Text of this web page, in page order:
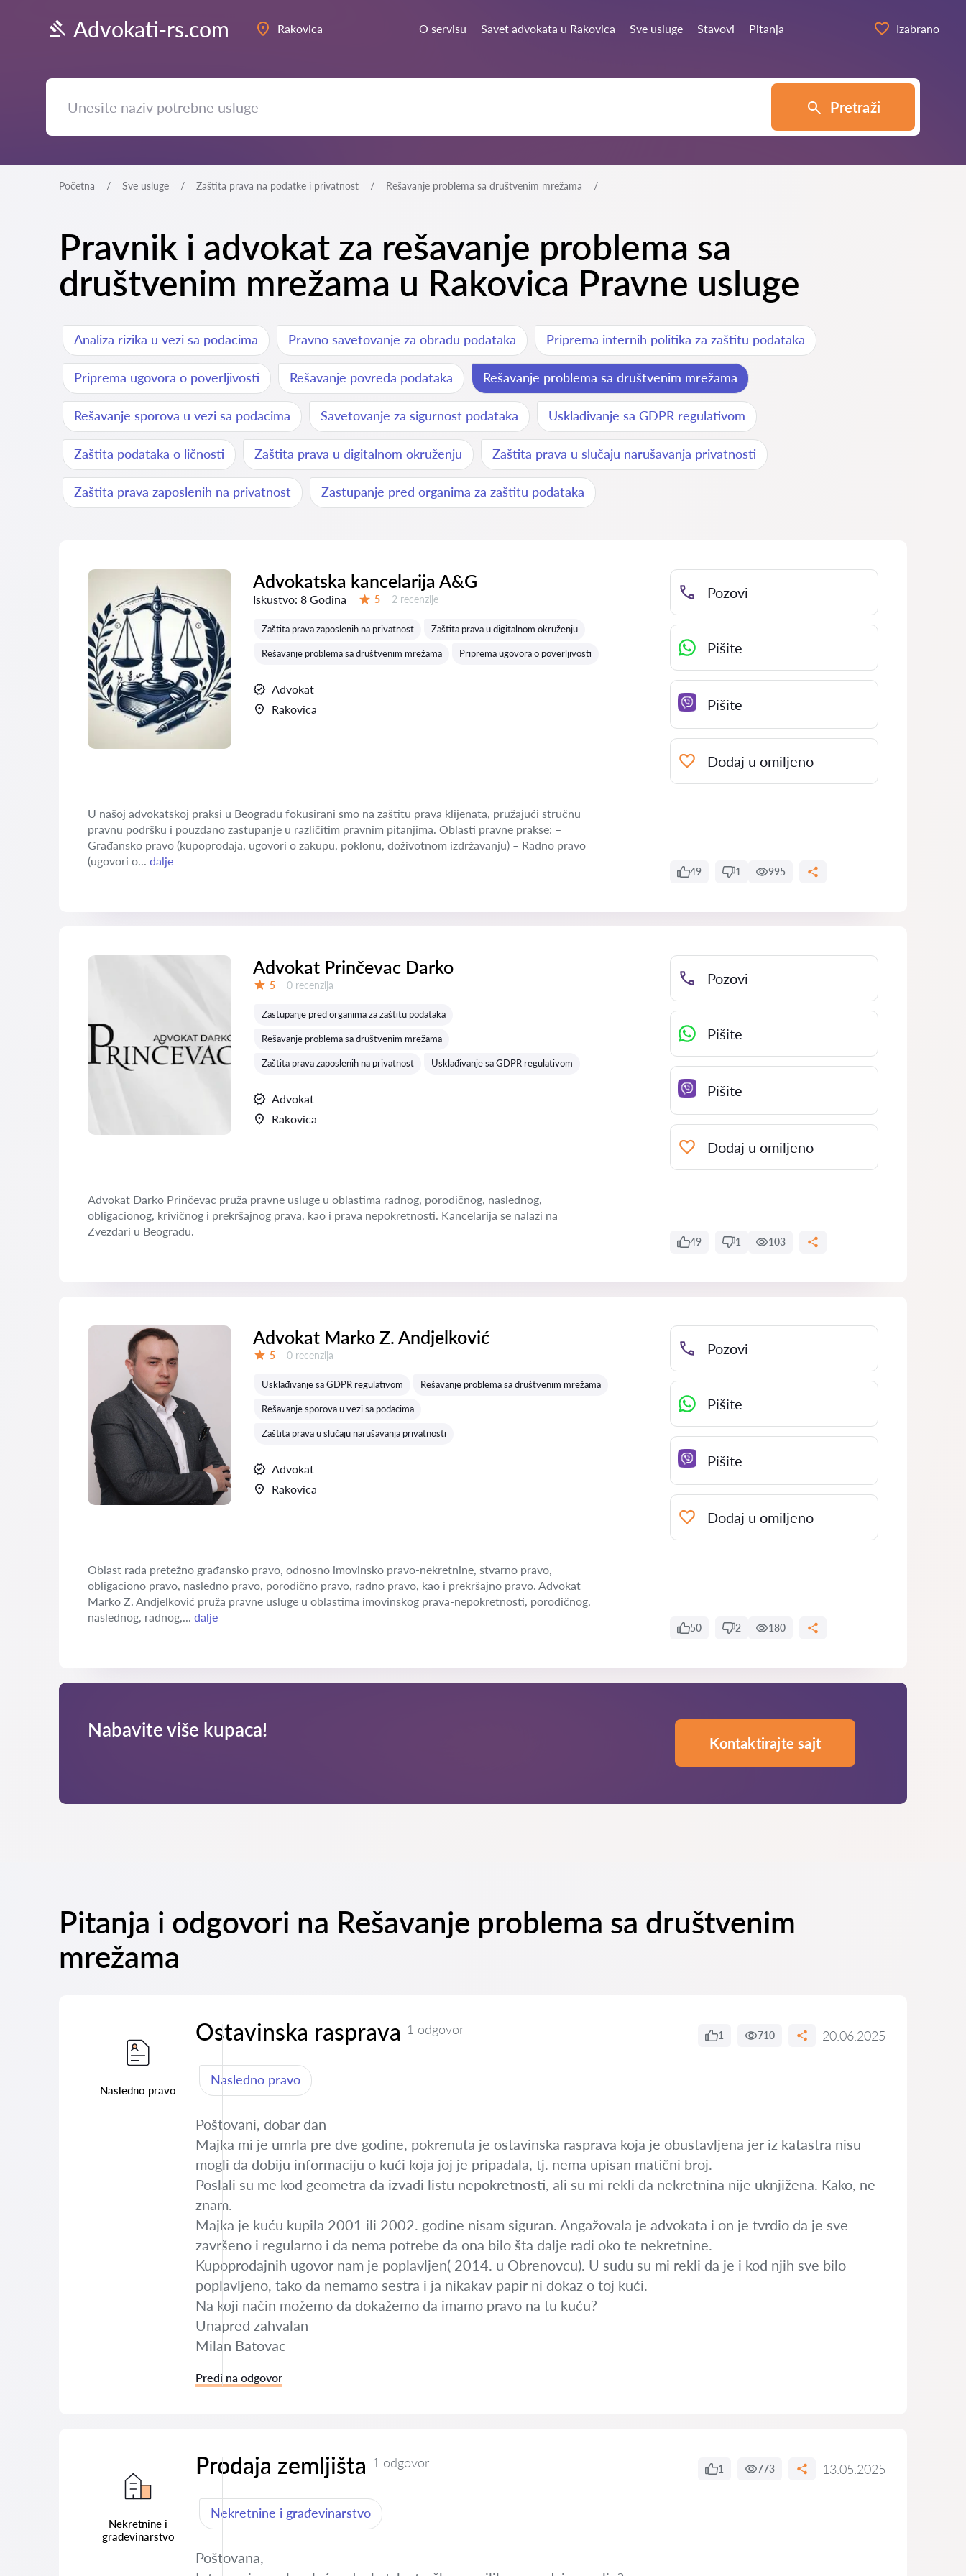
Advokati-rs.com Rakovica O servisu Savet advokata u Rakovica Sve usluge Stavovi Pitanja Izabrano
Pretraži
Početna Sve usluge Zaštita prava na podatke i privatnost Rešavanje problema sa društvenim mrežama
Pravnik i advokat za rešavanje problema sa
društvenim mrežama u Rakovica Pravne usluge
Analiza rizika u vezi sa podacima Pravno savetovanje za obradu podataka Priprema internih politika za zaštitu podataka
Priprema ugovora o poverljivosti Rešavanje povreda podataka Rešavanje problema sa društvenim mrežama
Rešavanje sporova u vezi sa podacima Savetovanje za sigurnost podataka Usklađivanje sa GDPR regulativom
Zaštita podataka o ličnosti Zaštita prava u digitalnom okruženju Zaštita prava u slučaju narušavanja privatnosti
Zaštita prava zaposlenih na privatnost Zastupanje pred organima za zaštitu podataka
Advokatska kancelarija A&G
Iskustvo: 8 Godina 5 Recenzija:
2 recenzije
Zaštita prava zaposlenih na privatnost Zaštita prava u digitalnom okruženju
Rešavanje problema sa društvenim mrežama Priprema ugovora o poverljivosti
Advokat
Rakovica
U našoj advokatskoj praksi u Beogradu fokusirani smo na zaštitu prava klijenata, pružajući stručnu
pravnu podršku i pouzdano zastupanje u različitim pravnim pitanjima. Oblasti pravne prakse: –
Građansko pravo (kupoprodaja, ugovori o zakupu, poklonu, doživotnom izdržavanju) – Radno pravo
(ugovori o... dalje
Pozovi
Pišite
Pišite
Dodaj u omiljeno
49 1 995
Advokat Prinčevac Darko
5 Recenzija:
0 recenzija
Zastupanje pred organima za zaštitu podataka
Rešavanje problema sa društvenim mrežama
Zaštita prava zaposlenih na privatnost Usklađivanje sa GDPR regulativom
Advokat
Rakovica
Advokat Darko Prinčevac pruža pravne usluge u oblastima radnog, porodičnog, naslednog,
obligacionog, krivičnog i prekršajnog prava, kao i prava nepokretnosti. Kancelarija se nalazi na
Zvezdari u Beogradu.
Pozovi
Pišite
Pišite
Dodaj u omiljeno
49 1 103
Advokat Marko Z. Andjelković
5 Recenzija:
0 recenzija
Usklađivanje sa GDPR regulativom Rešavanje problema sa društvenim mrežama
Rešavanje sporova u vezi sa podacima
Zaštita prava u slučaju narušavanja privatnosti
Advokat
Rakovica
Oblast rada pretežno građansko pravo, odnosno imovinsko pravo-nekretnine, stvarno pravo,
obligaciono pravo, nasledno pravo, porodično pravo, radno pravo, kao i prekršajno pravo. Advokat
Marko Z. Andjelković pruža pravne usluge u oblastima imovinskog prava-nepokretnosti, porodičnog,
naslednog, radnog,... dalje
Pozovi
Pišite
Pišite
Dodaj u omiljeno
50 2 180
Nabavite više kupaca!
Kontaktirajte sajt
Pitanja i odgovori na Rešavanje problema sa društvenim
mrežama
Nasledno pravo
Ostavinska rasprava 1 odgovor 1 710 20.06.2025
Nasledno pravo
Poštovani, dobar dan
Majka mi je umrla pre dve godine, pokrenuta je ostavinska rasprava koja je obustavljena jer iz katastra nisu
mogli da dobiju informaciju o kući koja joj je pripadala, tj. nema upisan matični broj.
Poslali su me kod geometra da izvadi listu nepokretnosti, ali su mi rekli da nekretnina nije uknjižena. Kako, ne
znam.
Majka je kuću kupila 2001 ili 2002. godine nisam siguran. Angažovala je advokata i on je tvrdio da je sve
završeno i regularno i da nema potrebe da ona bilo šta dalje radi oko te nekretnine.
Kupoprodajnih ugovor nam je poplavljen( 2014. u Obrenovcu). U sudu su mi rekli da je i kod njih sve bilo
poplavljeno, tako da nemamo sestra i ja nikakav papir ni dokaz o toj kući.
Na koji način možemo da dokažemo da imamo pravo na tu kuću?
Unapred zahvalan
Milan Batovac
Pređi na odgovor
Nekretnine i
građevinarstvo
Prodaja zemljišta 1 odgovor 1 773 13.05.2025
Nekretnine i građevinarstvo
Poštovana,